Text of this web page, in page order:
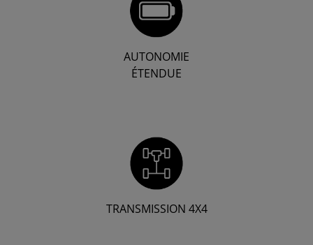
AUTONOMIE
ÉTENDUE
TRANSMISSION 4X4